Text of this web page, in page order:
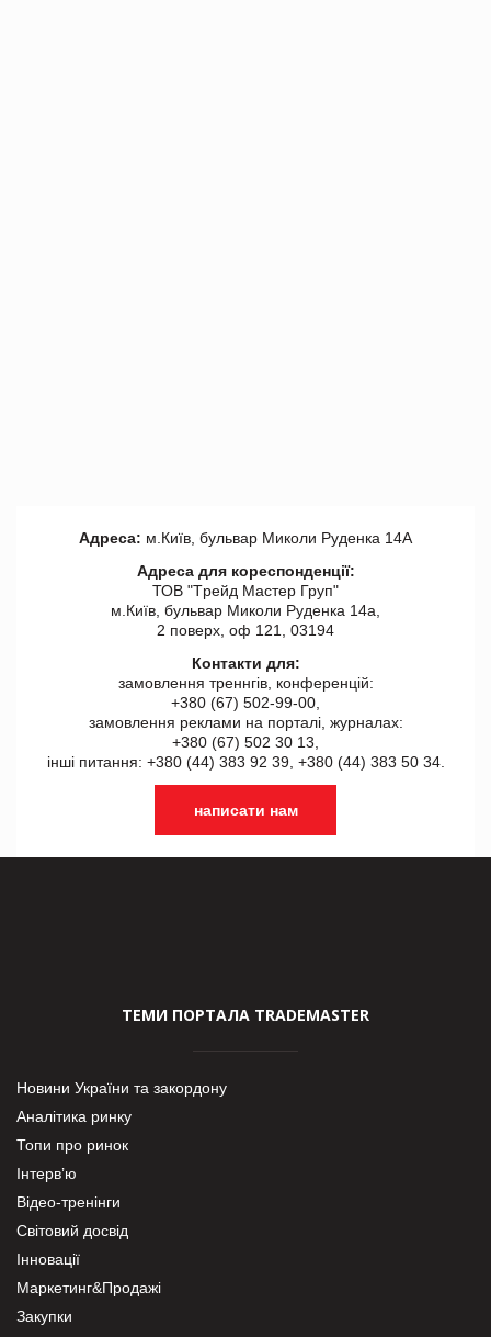
Адреса: м.Київ, бульвар Миколи Руденка 14А
Адреса для кореспонденції:
ТОВ "Tрейд Мастер Груп"
м.Київ, бульвар Миколи Руденка 14а,
2 поверх, оф 121, 03194
Контакти для:
замовлення треннгів, конференцій:
+380 (67) 502-99-00,
замовлення реклами на порталі, журналах:
+380 (67) 502 30 13,
інші питання: +380 (44) 383 92 39, +380 (44) 383 50 34.
написати нам
ТЕМИ ПОРТАЛА TRADEMASTER
Новини України та закордону
Аналітика ринку
Топи про ринок
Інтерв’ю
Відео-тренінги
Світовий досвід
Інновації
Маркетинг&Продажі
Закупки